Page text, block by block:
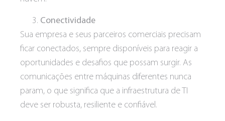
Conectividade
Sua empresa e seus parceiros comerciais precisam
ficar conectados, sempre disponíveis para reagir a
oportunidades e desafios que possam surgir. As
comunicações entre máquinas diferentes nunca
param, o que significa que a infraestrutura de TI
deve ser robusta, resiliente e confiável.